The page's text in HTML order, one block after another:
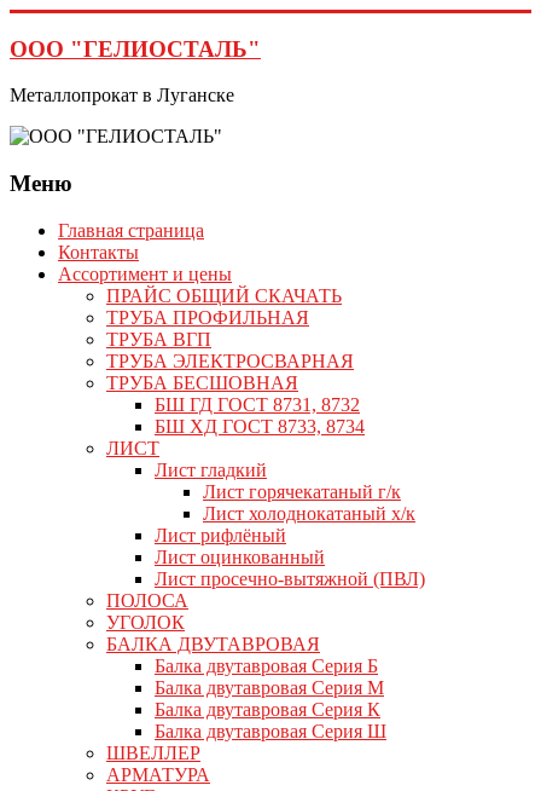
к
содержимому
ООО "ГЕЛИОСТАЛЬ"
Металлопрокат в Луганске
Меню
Главная страница
Контакты
Ассортимент и цены
ПРАЙС ОБЩИЙ СКАЧАТЬ
ТРУБА ПРОФИЛЬНАЯ
ТРУБА ВГП
ТРУБА ЭЛЕКТРОСВАРНАЯ
ТРУБА БЕСШОВНАЯ
БШ ГД ГОСТ 8731, 8732
БШ ХД ГОСТ 8733, 8734
ЛИСТ
Лист гладкий
Лист горячекатаный г/к
Лист холоднокатаный х/к
Лист рифлёный
Лист оцинкованный
Лист просечно-вытяжной (ПВЛ)
ПОЛОСА
УГОЛОК
БАЛКА ДВУТАВРОВАЯ
Балка двутавровая Серия Б
Балка двутавровая Серия М
Балка двутавровая Серия К
Балка двутавровая Серия Ш
ШВЕЛЛЕР
АРМАТУРА